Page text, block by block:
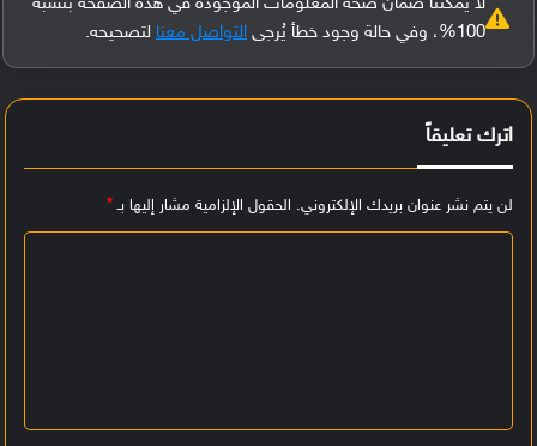
لا يمكننا ضمان صحة المعلومات الموجودة في هذه الصفحة بنسبة
100%، وفي حالة وجود خطأ يُرجى
التواصل معنا لتصحيحه.
اترك تعليقاً
لن يتم نشر عنوان بريدك الإلكتروني. الحقول الإلزامية مشار إليها بـ*
ي